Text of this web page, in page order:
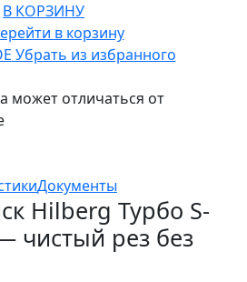
В КОРЗИНУ
в корзину
Убрать из избранного
может отличаться от
Документы
Hilberg Турбо S-
чистый рез без